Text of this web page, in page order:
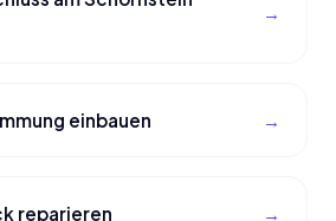
einbauen
reparieren